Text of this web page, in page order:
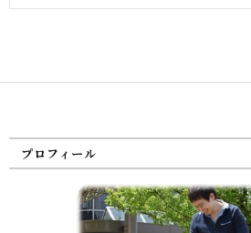
プロフィール